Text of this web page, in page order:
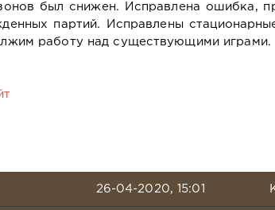
был снижен. Исправлена ошибка,
партий. Исправлены
работу над существующими играми.
26-04-2020, 15:01